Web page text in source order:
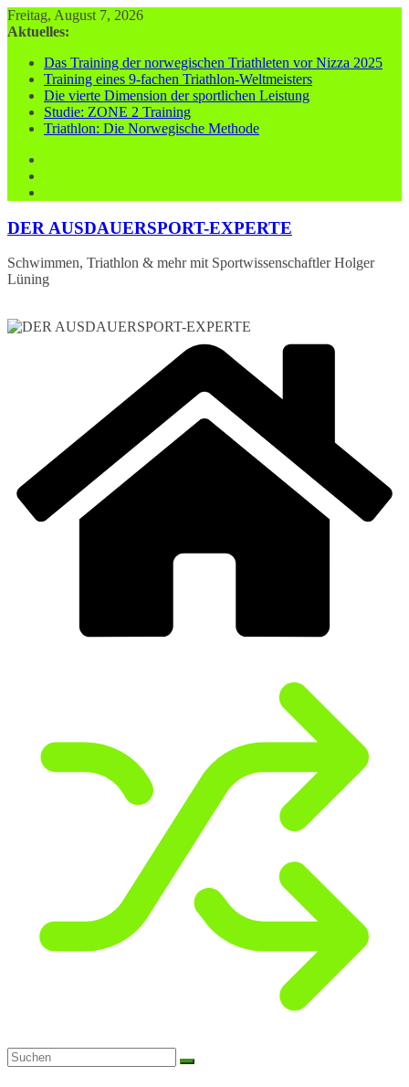
Zum
Inhalt
Freitag, August 7, 2026
Aktuelles:
Das Training der norwegischen Triathleten vor Nizza 2025
Training eines 9-fachen Triathlon-Weltmeisters
Die vierte Dimension der sportlichen Leistung
Studie: ZONE 2 Training
Triathlon: Die Norwegische Methode
DER AUSDAUERSPORT-EXPERTE
Schwimmen, Triathlon & mehr mit Sportwissenschaftler Holger
Lüning